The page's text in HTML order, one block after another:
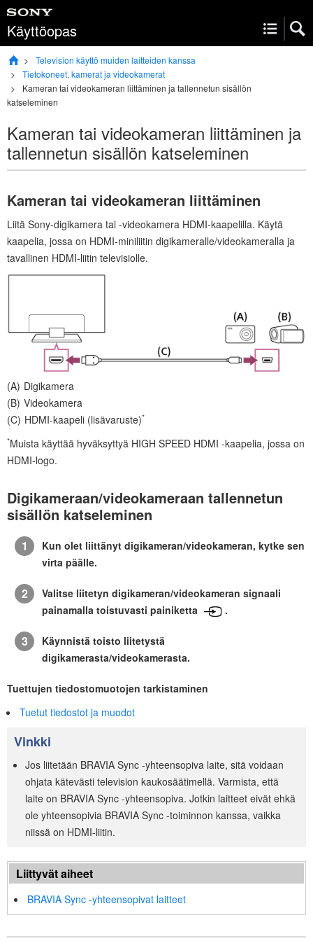
Käyttöopas
Television käyttö muiden laitteiden kanssa
Tietokoneet, kamerat ja videokamerat
Kameran tai videokameran liittäminen ja tallennetun sisällön
katseleminen
Kameran tai videokameran liittäminen ja
tallennetun sisällön katseleminen
Kameran tai videokameran liittäminen
Liitä Sony-digikamera tai -videokamera HDMI-kaapelilla. Käytä
kaapelia, jossa on HDMI-miniliitin digikameralle/videokameralla ja
tavallinen HDMI-liitin televisiolle.
Digikamera
Videokamera
HDMI-kaapeli (lisävaruste)*
*Muista käyttää hyväksyttyä HIGH SPEED HDMI -kaapelia, jossa on
HDMI-logo.
Digikameraan/videokameraan tallennetun
sisällön katseleminen
Kun olet liittänyt digikameran/videokameran, kytke sen
virta päälle.
Valitse liitetyn digikameran/videokameran signaali
painamalla toistuvasti painiketta
.
Käynnistä toisto liitetystä
digikamerasta/videokamerasta.
Tuettujen tiedostomuotojen tarkistaminen
Tuetut tiedostot ja muodot
Vinkki
Jos liitetään BRAVIA Sync -yhteensopiva laite, sitä voidaan
ohjata kätevästi television kaukosäätimellä. Varmista, että
laite on BRAVIA Sync -yhteensopiva. Jotkin laitteet eivät ehkä
ole yhteensopivia BRAVIA Sync -toiminnon kanssa, vaikka
niissä on HDMI-liitin.
Liittyvät aiheet
BRAVIA Sync -yhteensopivat laitteet